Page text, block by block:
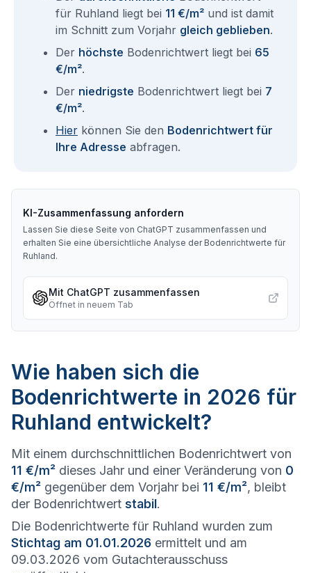
für Ruhland liegt bei 11 €/m² und ist damit
im Schnitt zum Vorjahr gleich geblieben.
Der höchste Bodenrichtwert liegt bei 65
€/m².
Der niedrigste Bodenrichtwert liegt bei 7
€/m².
Hier können Sie den Bodenrichtwert für
Ihre Adresse abfragen.
KI-Zusammenfassung anfordern
Lassen Sie diese Seite von ChatGPT zusammenfassen und
erhalten Sie eine übersichtliche Analyse der Bodenrichtwerte für
Ruhland.
Mit ChatGPT zusammenfassen
Öffnet in neuem Tab
Wie haben sich die
Bodenrichtwerte in 2026 für
Ruhland entwickelt?
Mit einem durchschnittlichen Bodenrichtwert von
11 €/m² dieses Jahr und einer Veränderung von 0
€/m² gegenüber dem Vorjahr bei 11 €/m², bleibt
der Bodenrichtwert stabil.
Die Bodenrichtwerte für Ruhland wurden zum
Stichtag am 01.01.2026 ermittelt und am
09.03.2026 vom Gutachterausschuss